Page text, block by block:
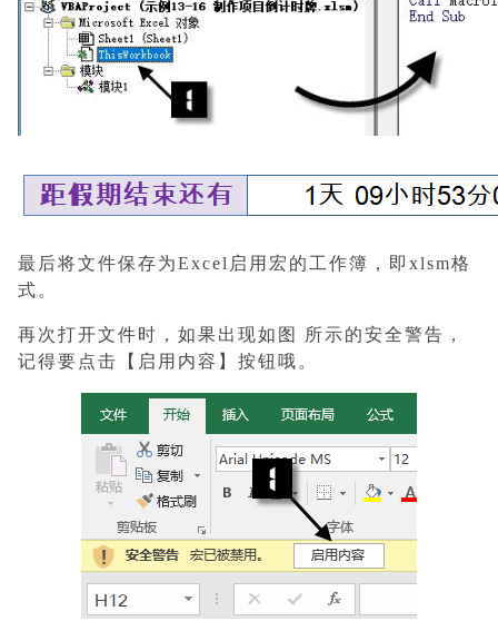
最后将文件保存为Excel启用宏的工作簿，即xlsm格
式。
再次打开文件时，如果出现如图 所示的安全警告，
记得要点击【启用内容】按钮哦。